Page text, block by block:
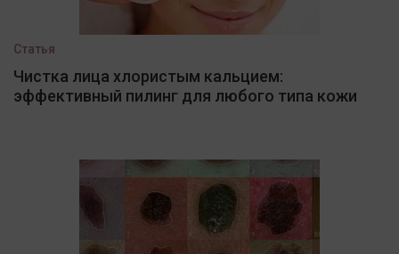
Статья
Чистка лица хлористым кальцием:
эффективный пилинг для любого типа кожи